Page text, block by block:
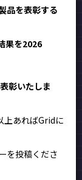
品を表彰する
果を2026
彰いたしま
上あればGridに
を投稿くださ